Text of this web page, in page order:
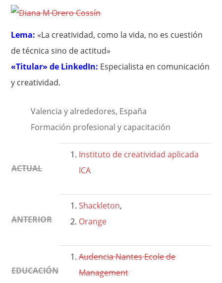
Lema: «La creatividad, como la vida, no es cuestión
de técnica sino de actitud»
«Titular» de LinkedIn: Especialista en comunicación
y creatividad.
Valencia y alrededores, España
Formación profesional y capacitación
ACTUAL
Instituto de creatividad aplicada
ICA
ANTERIOR
Shackleton,
Orange
EDUCACIÓN
Audencia Nantes Ecole de
Management